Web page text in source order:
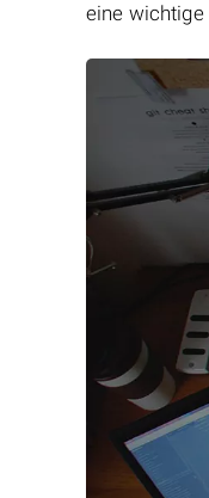
eine wichtige